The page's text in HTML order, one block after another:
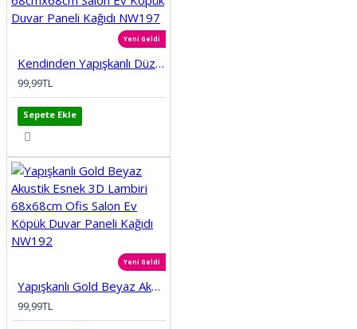
Yeni Geldi
Kendinden Yapışkanlı Düz Tuğla Desenli 3D Gri 68cmx68cm Salon Ev Köpük Duvar Paneli Kağıdı NW197
99,99TL
Sepete Ekle
Yeni Geldi
Yapışkanlı Gold Beyaz Akustik Esnek 3D Lambiri 68x68cm Ofis Salon Ev Köpük Duvar Paneli Kağıdı NW192
99,99TL